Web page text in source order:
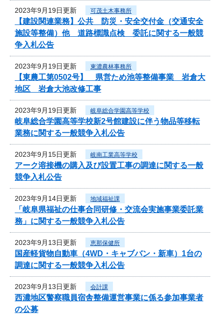
2023年9月19日更新 可茂土木事務所
【建設関連業務】公共 防災・安全交付金（交通安全
施設等整備）他 道路標識点検 委託に関する一般競
争入札公告
2023年9月19日更新 東濃農林事務所
【東農工第0502号】 県営ため池等整備事業 岩倉大
地区 岩倉大池改修工事
2023年9月19日更新 岐阜総合学園高等学校
岐阜総合学園高等学校新2号館建設に伴う物品等移転
業務に関する一般競争入札公告
2023年9月15日更新 岐南工業高等学校
アーク溶接機の購入及び設置工事の調達に関する一般
競争入札公告
2023年9月14日更新 地域福祉課
「岐阜県福祉の仕事合同研修・交流会実施事業委託業
務」に関する一般競争入札公告
2023年9月13日更新 恵那保健所
国産軽貨物自動車（4WD・キャブバン・新車）1台の
調達に関する一般競争入札公告
2023年9月13日更新 会計課
西濃地区警察職員宿舎整備運営事業に係る参加事業者
の公募